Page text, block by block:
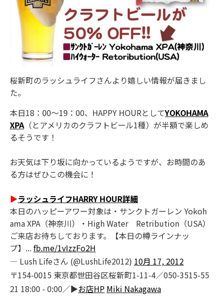
桜新町のラッシュライフさんより嬉しい情報が届きまし
た。
本日18：00～19：00、HAPPY HOURとしてYOKOHAMA
XPA（とアメリカのクラフトビール1種）が半額で楽しめ
るそうです！
お天気は下り坂に向かっているようですが、お時間のあ
る方はぜひこの機会に！
▶ラッシュライフHARRY HOUR詳細
本日のハッピーアワー対象は・サンクトガーレン Yokoh
ama XPA（神奈川）・High Water Retribution（USA）
ご来店お待ちしております。【本日の樽ラインナッ
プ】... fb.me/1vIzzFo2H
— Lush Lifeさん (@LushLife2012) 10月 17, 2012
〒154-0015 東京都世田谷区桜新町1-11-4／050-3515-55
21 18:00 - 0:00／▶お店HP Miki Nakagawa